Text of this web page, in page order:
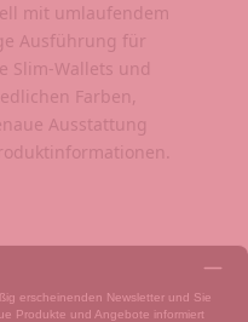
mit umlaufendem
Ausführung für
Slim-Wallets und
Farben,
Ausstattung
erscheinenden Newsletter und Sie
Produkte und Angebote informiert